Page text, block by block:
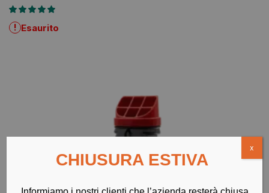
! Esaurito
CHIUSURA ESTIVA
x